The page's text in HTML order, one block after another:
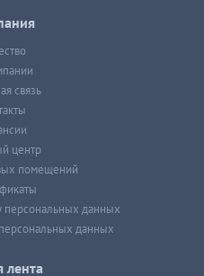
связь
центр
помещений
персональных данных
данных
лента